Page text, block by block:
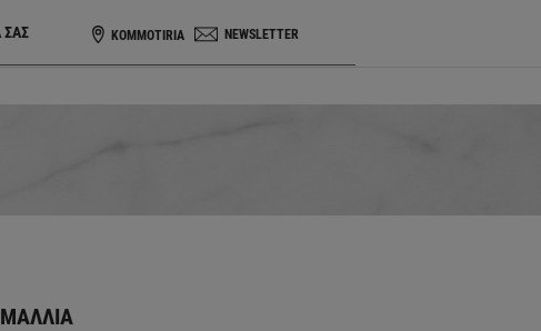
ΣΑΣ KOMMOTIRIA NEWSLETTER
ΜΑΛΛΙΆ